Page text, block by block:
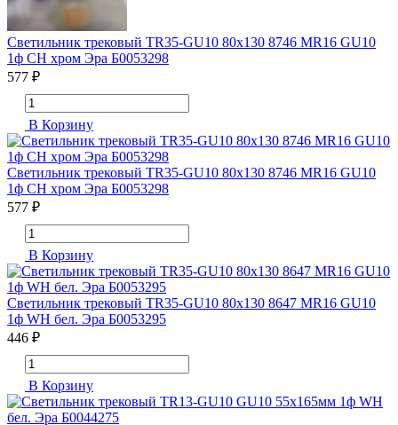
Светильник трековый TR35-GU10 80х130 8746 MR16 GU10
1ф CH хром Эра Б0053298
577 ₽
В Корзину
Светильник трековый TR35-GU10 80х130 8746 MR16 GU10
1ф CH хром Эра Б0053298
577 ₽
В Корзину
Светильник трековый TR35-GU10 80х130 8647 MR16 GU10
1ф WH бел. Эра Б0053295
446 ₽
В Корзину